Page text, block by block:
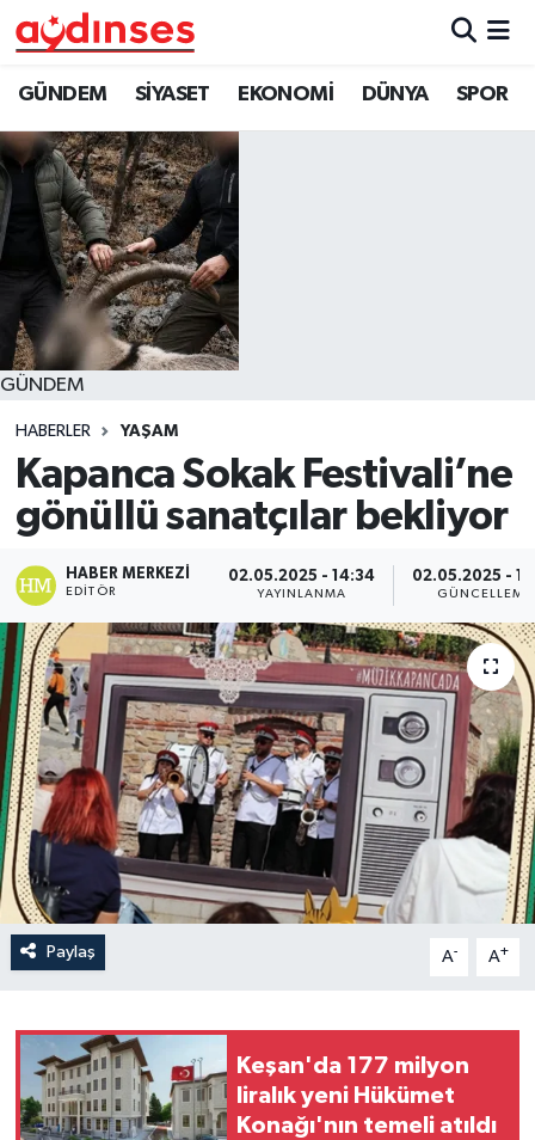
GÜNDEM SİYASET EKONOMİ DÜNYA SPOR
GÜNDEM
HABERLER YAŞAM
Kapanca Sokak Festivali’ne
gönüllü sanatçılar bekliyor
HABER MERKEZI
EDITÖR
02.05.2025 - 14:34
YAYINLANMA
02.05.2025 -
GÜNCELLEME
Paylaş A- A+
Keşan'da 177 milyon
liralık yeni Hükümet
Konağı'nın temeli atıldı
GÜNDEM
SİYASET
EKONOMİ
DÜNYA
SPOR
MAGAZİN
Nöbetçi Eczaneler
Hava Durumu
Aydin Namaz Vakitleri
Trafik Durumu
Süper Lig Puan Durumu ve Fikstür
Tüm Manşetler
Son Dakika Haberleri
Haber Arşivi